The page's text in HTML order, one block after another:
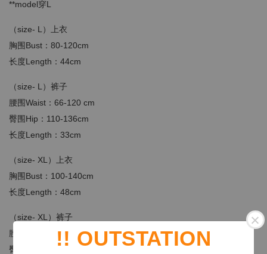
!! OUTSTATION
**model穿L
（size- L）上衣
胸围Bust：80-120cm
长度Length：44cm
（size- L）裤子
腰围Waist： 66-120 cm
臀围Hip：110-136cm
长度Length：33cm
（size- XL）上衣
胸围Bust：100-140cm
长度Length：48cm
（size- XL）裤子
腰围Waist：66-130cm
臀围Hip：120-146